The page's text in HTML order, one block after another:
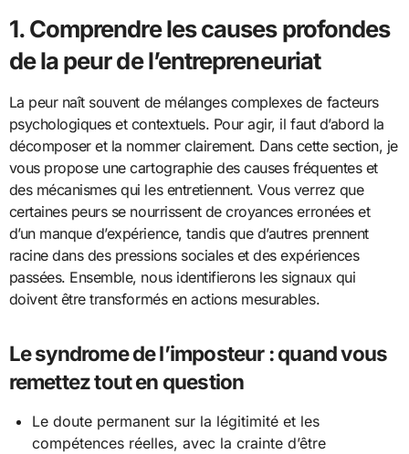
1. Comprendre les causes profondes
de la peur de l’entrepreneuriat
La peur naît souvent de mélanges complexes de facteurs
psychologiques et contextuels. Pour agir, il faut d’abord la
décomposer et la nommer clairement. Dans cette section, je
vous propose une cartographie des causes fréquentes et
des mécanismes qui les entretiennent. Vous verrez que
certaines peurs se nourrissent de croyances erronées et
d’un manque d’expérience, tandis que d’autres prennent
racine dans des pressions sociales et des expériences
passées. Ensemble, nous identifierons les signaux qui
doivent être transformés en actions mesurables.
Le syndrome de l’imposteur : quand vous
remettez tout en question
Le doute permanent sur la légitimité et les
compétences réelles, avec la crainte d’être